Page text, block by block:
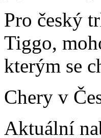
Pro český
Tiggo,
kterým se
Chery v
Aktuální